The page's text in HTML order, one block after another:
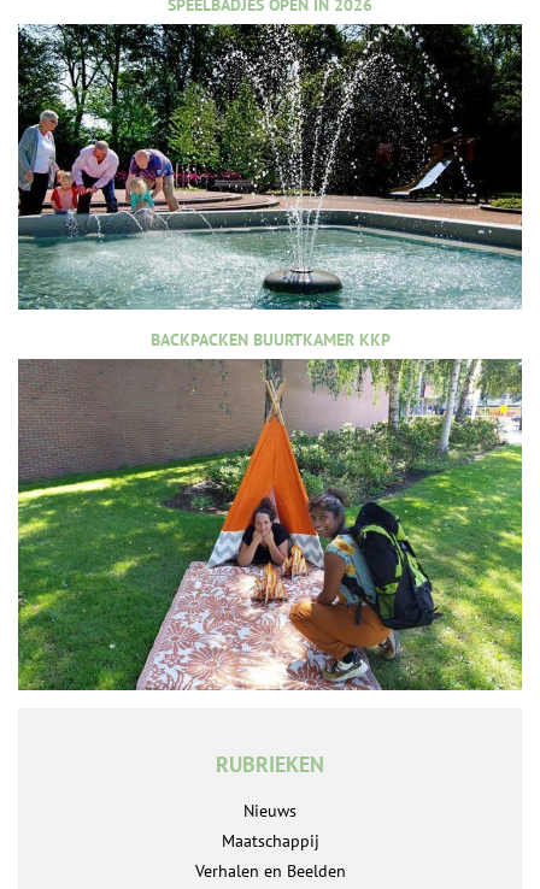
SPEELBADJES OPEN IN 2026
BACKPACKEN BUURTKAMER KKP
RUBRIEKEN
Nieuws
Maatschappij
Verhalen en Beelden